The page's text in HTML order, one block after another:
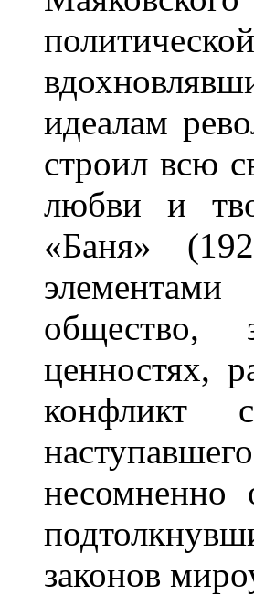
идеалам
строил всю
любви и
«Баня»
общество,
ценностях,
конфликт
несомненно
законов